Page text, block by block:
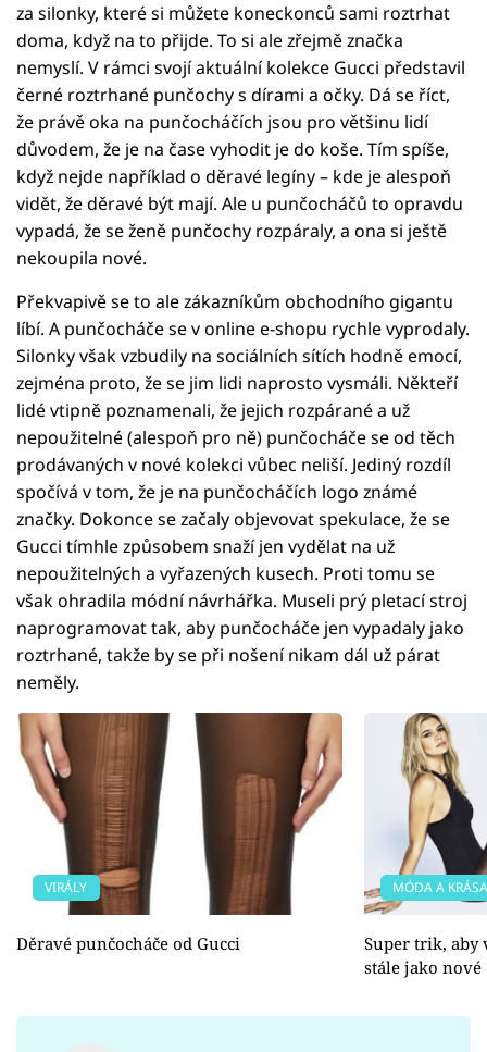
za silonky, které si můžete koneckonců sami roztrhat
doma, když na to přijde. To si ale zřejmě značka
nemyslí. V rámci svojí aktuální kolekce Gucci představil
černé roztrhané punčochy s dírami a očky. Dá se říct,
že právě oka na punčocháčích jsou pro většinu lidí
důvodem, že je na čase vyhodit je do koše. Tím spíše,
když nejde například o děravé legíny – kde je alespoň
vidět, že děravé být mají. Ale u punčocháčů to opravdu
vypadá, že se ženě punčochy rozpáraly, a ona si ještě
nekoupila nové.
Překvapivě se to ale zákazníkům obchodního gigantu
líbí. A punčocháče se v online e-shopu rychle vyprodaly.
Silonky však vzbudily na sociálních sítích hodně emocí,
zejména proto, že se jim lidi naprosto vysmáli. Někteří
lidé vtipně poznamenali, že jejich rozpárané a už
nepoužitelné (alespoň pro ně) punčocháče se od těch
prodávaných v nové kolekci vůbec neliší. Jediný rozdíl
spočívá v tom, že je na punčocháčích logo známé
značky. Dokonce se začaly objevovat spekulace, že se
Gucci tímhle způsobem snaží jen vydělat na už
nepoužitelných a vyřazených kusech. Proti tomu se
však ohradila módní návrhářka. Museli prý pletací stroj
naprogramovat tak, aby punčocháče jen vypadaly jako
roztrhané, takže by se při nošení nikam dál už párat
neměly.
VIRÁLY
Děravé punčocháče od Gucci
MÓDA A
Super trik, aby
stále jako nové